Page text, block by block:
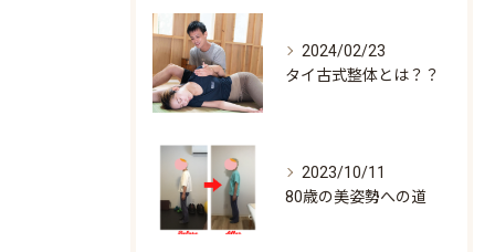
2024/02/23
タイ古式整体とは？？
2023/10/11
80歳の美姿勢への道